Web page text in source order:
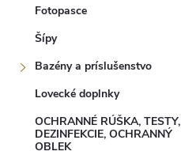
Fotopasce
Šípy
Bazény a príslušenstvo
Lovecké doplnky
OCHRANNÉ RÚŠKA, TESTY,
DEZINFEKCIE, OCHRANNÝ
OBLEK